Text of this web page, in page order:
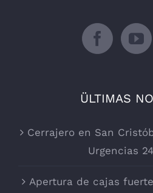
ÜLTIMAS
Cerrajero en San
Urgencias
Apertura de cajas